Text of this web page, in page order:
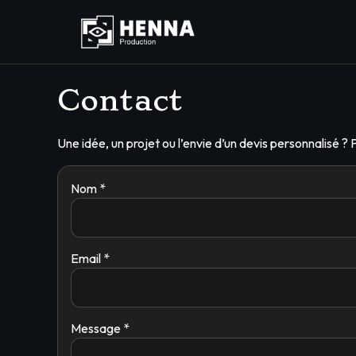
Contact
Une idée, un projet ou l’envie d’un devis personnalisé
Nom *
Email *
Message *